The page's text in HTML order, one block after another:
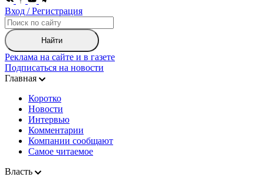
Вход / Регистрация
Найти
Реклама на сайте и в газете
Подписаться на новости
Главная
Коротко
Новости
Интервью
Комментарии
Компании сообщают
Самое читаемое
Власть